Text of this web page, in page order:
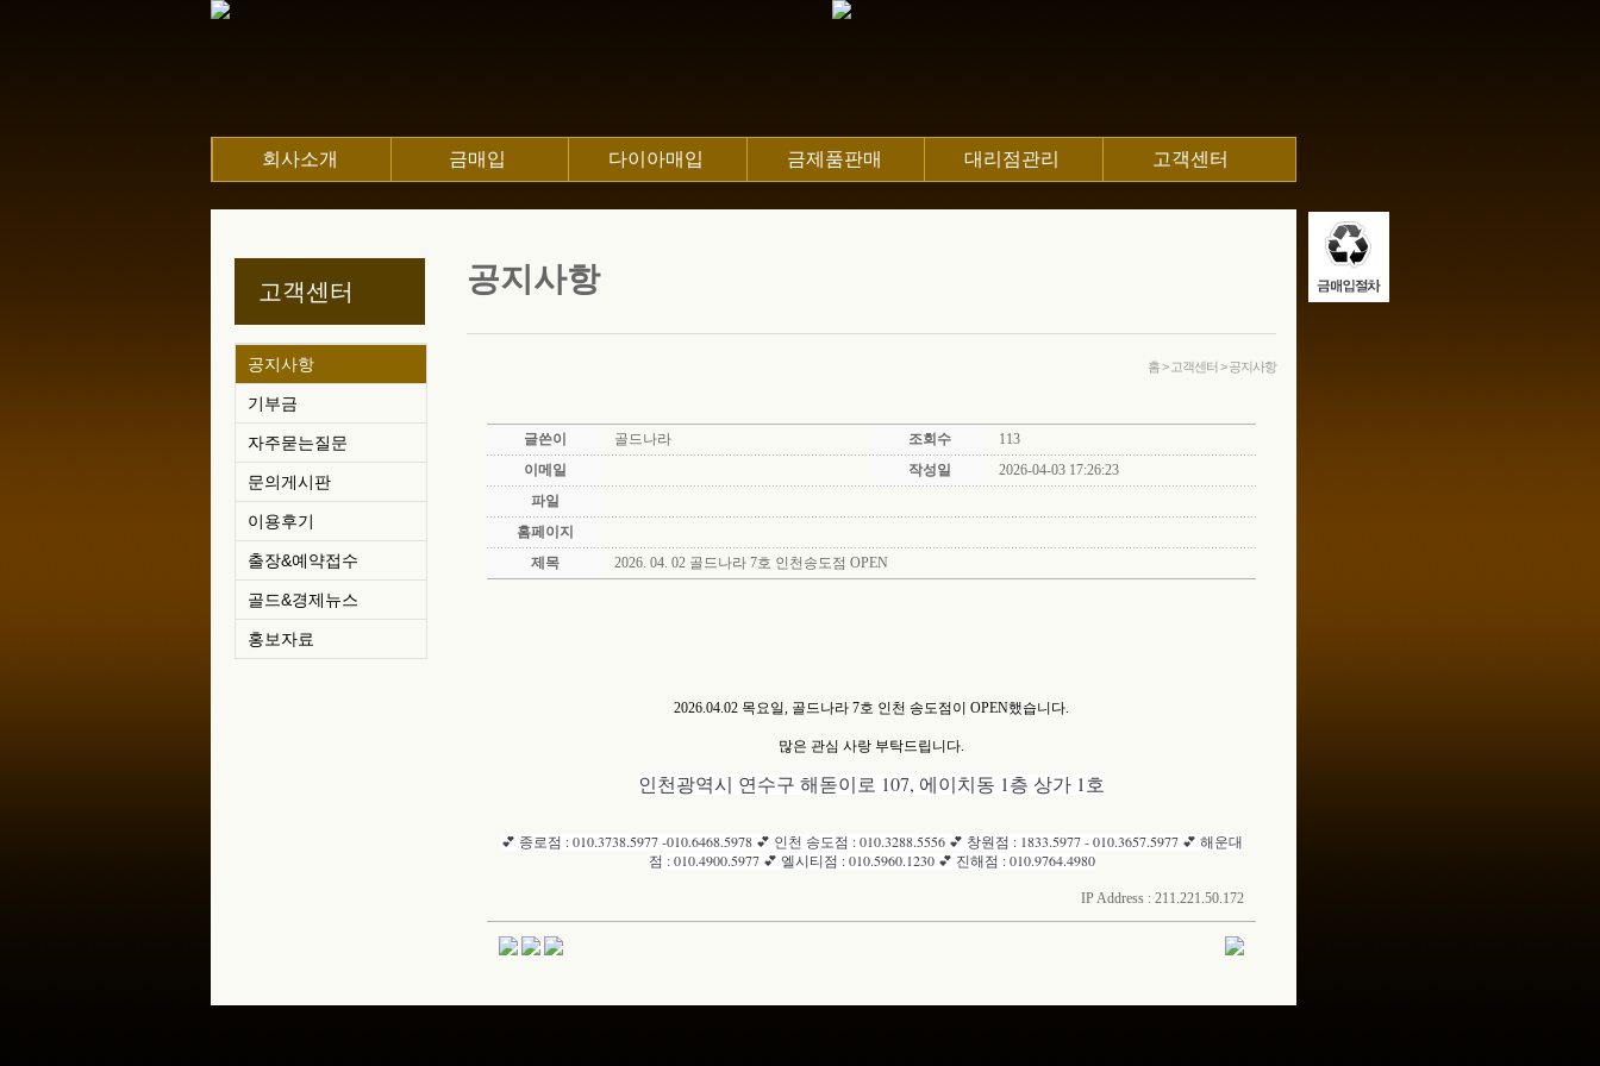
회사소개 금매입 다이아매입 금제품판매 대리점관리 고객센터
고객센터
공지사항
기부금
자주묻는질문
문의게시판
이용후기
출장&예약접수
골드&경제뉴스
홍보자료
공지사항
홈 > 고객센터 > 공지사항
글쓴이 골드나라 조회수
113
이메일
작성일
2026-04-03 17:26:23
파일
홈페이지
제목
2026. 04. 02 골드나라 7호 인천송도점 OPEN
2026.04.02 목요일, 골드나라 7호 인천 송도점이 OPEN했습니다.
많은 관심 사랑 부탁드립니다.
인천광역시 연수구 해돋이로 107, 에이치동 1층 상가 1호
💕 종로점 : 010.3738.5977 -010.6468.5978 💕 인천 송도점 : 010.3288.5556 💕 창원점 : 1833.5977 - 010.3657.5977 💕 해운대
점 : 010.4900.5977 💕 엘시티점 : 010.5960.1230 💕 진해점 : 010.9764.4980
IP Address : 211.221.50.172